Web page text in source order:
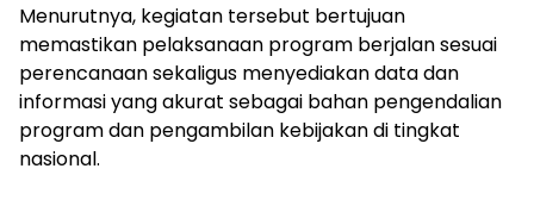
‎Menurutnya, kegiatan tersebut bertujuan
memastikan pelaksanaan program berjalan sesuai
perencanaan sekaligus menyediakan data dan
informasi yang akurat sebagai bahan pengendalian
program dan pengambilan kebijakan di tingkat
nasional.